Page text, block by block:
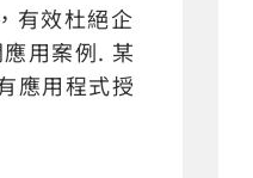
有效杜絕企
用案例. 某
應用程式授